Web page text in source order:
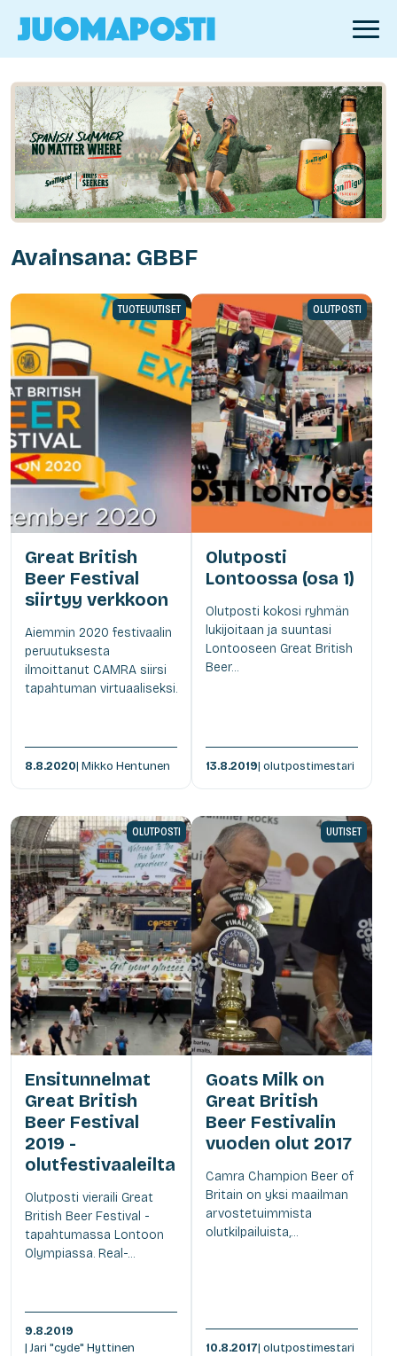
Avainsana: GBBF
TUOTEUUTISET
Great British
Beer Festival
siirtyy verkkoon
Aiemmin 2020 festivaalin
peruutuksesta
ilmoittanut CAMRA siirsi
tapahtuman virtuaaliseksi.
8.8.2020| Mikko Hentunen
OLUTPOSTI
Olutposti
Lontoossa (osa 1)
Olutposti kokosi ryhmän
lukijoitaan ja suuntasi
Lontooseen Great British
Beer...
13.8.2019| olutpostimestari
OLUTPOSTI
Ensitunnelmat
Great British
Beer Festival
2019 -
olutfestivaaleilta
Olutposti vieraili Great
British Beer Festival -
tapahtumassa Lontoon
Olympiassa. Real-...
9.8.2019
| Jari "cyde" Hyttinen
UUTISET
Goats Milk on
Great British
Beer Festivalin
vuoden olut 2017
Camra Champion Beer of
Britain on yksi maailman
arvostetuimmista
olutkilpailuista,...
10.8.2017| olutpostimestari